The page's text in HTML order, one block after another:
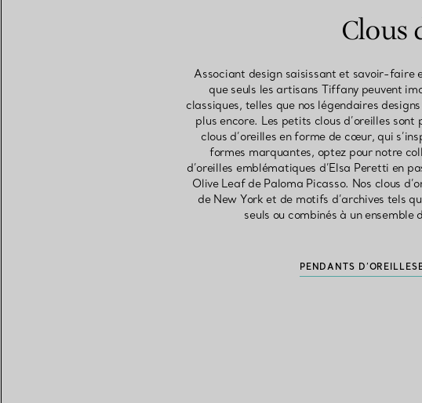
Clous
Associant design saisissant et savoir-faire
que seuls les artisans Tiffany peuvent
classiques, telles que nos légendaires
plus encore. Les petits clous d’oreilles
clous d’oreilles en forme de cœur, qui
formes marquantes, optez pour notre
d’oreilles emblématiques d’Elsa Peretti en
Olive Leaf de Paloma Picasso. Nos clous
de New York et de motifs d’archives tels
seuls ou combinés à un
PENDANTS D’OREILLES